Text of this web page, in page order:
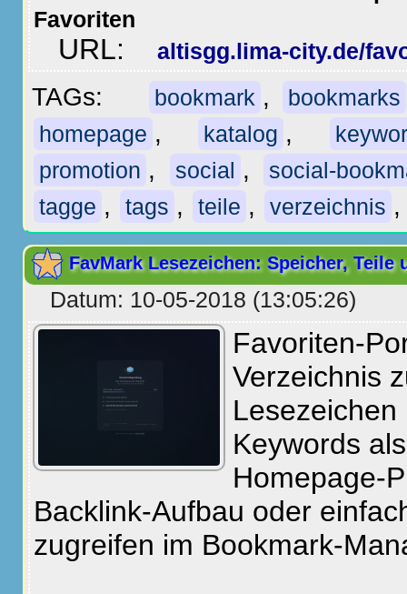
Favoriten
URL: altisgg.lima-city.de/
TAGs: bookmark ,
bookmarks
homepage , katalog ,
promotion , social ,
social-
tagge , tags , teile , verzeichnis ,
FavMark Lesezeichen: Speicher, Teile
Datum: 10-05-2018 (13:05:26)
Favoriten-
Verzeichnis
Keywords
Homepage-
Backlink-Aufbau oder
zugreifen im Bookmark-